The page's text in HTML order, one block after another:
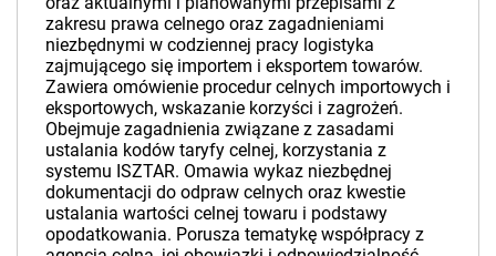
zakresu prawa celnego oraz zagadnieniami
niezbędnymi w codziennej pracy logistyka
zajmującego się importem i eksportem towarów.
Zawiera omówienie procedur celnych importowych i
eksportowych, wskazanie korzyści i zagrożeń.
Obejmuje zagadnienia związane z zasadami
ustalania kodów taryfy celnej, korzystania z
systemu ISZTAR. Omawia wykaz niezbędnej
dokumentacji do odpraw celnych oraz kwestie
ustalania wartości celnej towaru i podstawy
opodatkowania. Porusza tematykę współpracy z